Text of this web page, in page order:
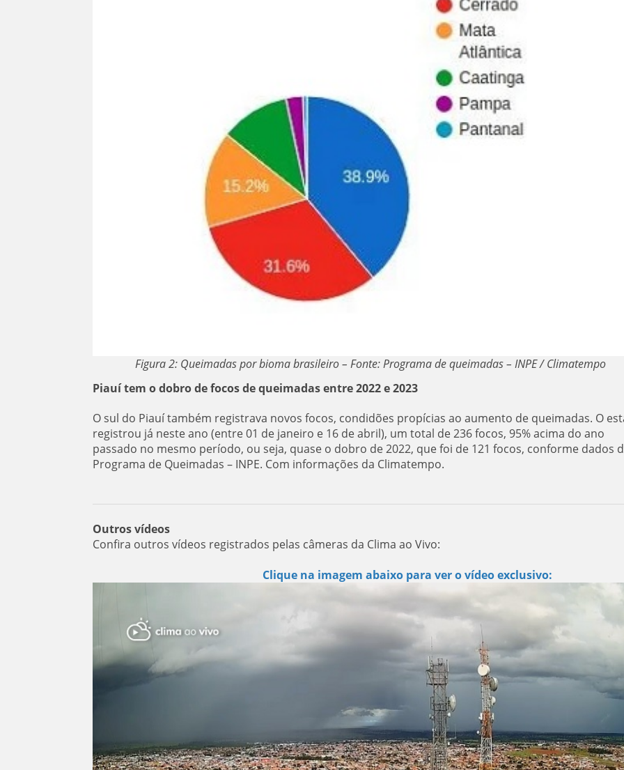
Figura 2: Queimadas por bioma brasileiro – Fonte: Programa de queimadas – INPE / Climatempo
Piauí tem o dobro de focos de queimadas entre 2022 e 2023
O sul do Piauí também registrava novos focos, condidões propícias ao aumento de queimadas. O
registrou já neste ano (entre 01 de janeiro e 16 de abril), um total de 236 focos, 95% acima do ano
passado no mesmo período, ou seja, quase o dobro de 2022, que foi de 121 focos, conforme dados
Programa de Queimadas – INPE. Com informações da Climatempo.
Outros vídeos
Confira outros vídeos registrados pelas câmeras da Clima ao Vivo:
Clique na imagem abaixo para ver o vídeo exclusivo: